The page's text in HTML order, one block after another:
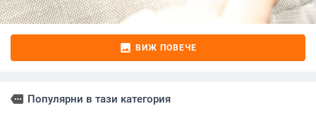
image ВИЖ ПОВЕЧЕ
more Популярни в тази категория